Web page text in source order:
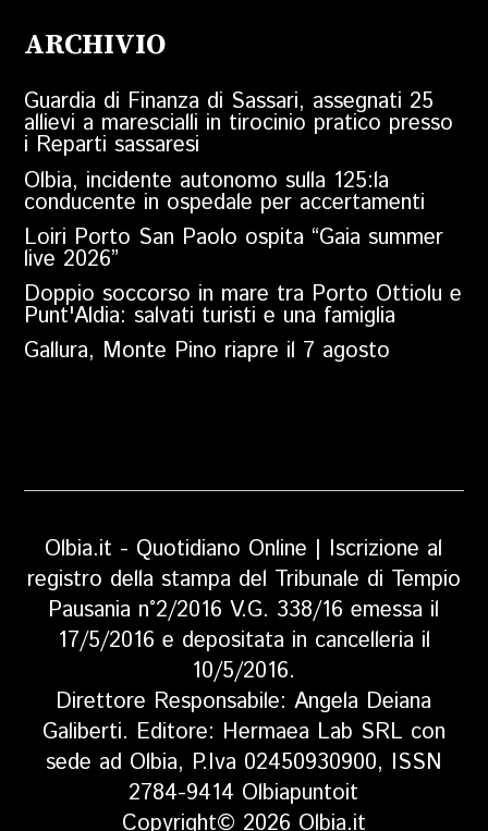
ARCHIVIO
Guardia di Finanza di Sassari, assegnati 25
allievi a marescialli in tirocinio pratico presso
i Reparti sassaresi
Olbia, incidente autonomo sulla 125:la
conducente in ospedale per accertamenti
Loiri Porto San Paolo ospita “Gaia summer
live 2026”
Doppio soccorso in mare tra Porto Ottiolu e
Punt'Aldia: salvati turisti e una famiglia
Gallura, Monte Pino riapre il 7 agosto
Olbia.it - Quotidiano Online | Iscrizione al
registro della stampa del Tribunale di Tempio
Pausania n°2/2016 V.G. 338/16 emessa il
17/5/2016 e depositata in cancelleria il
10/5/2016.
Direttore Responsabile: Angela Deiana
Galiberti. Editore: Hermaea Lab SRL con
sede ad Olbia, P.Iva 02450930900, ISSN
2784-9414 Olbiapuntoit
Copyright© 2026 Olbia.it